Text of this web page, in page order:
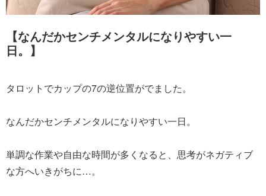
【なんだかセンチメンタルになりやすい一
日。】
タロットでカップの7の逆位置がでました。
なんだかセンチメンタルになりやすい一日。
単調な作業や自由な時間が多くなると、思考がネガティブ
な方へいきがちに…。